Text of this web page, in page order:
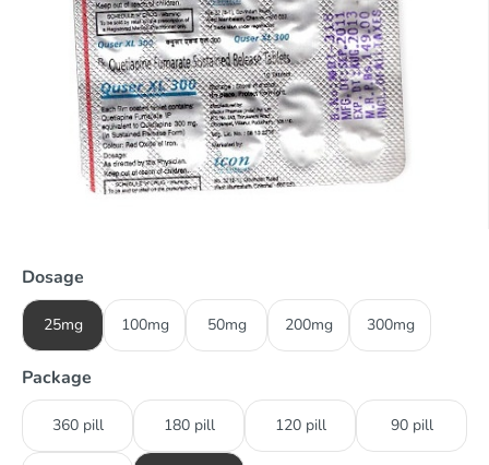
Dosage
25mg 100mg 50mg 200mg 300mg
Package
360 pill 180 pill 120 pill 90 pill